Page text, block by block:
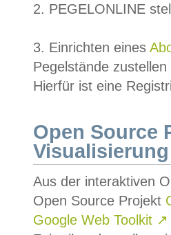
2. PEGELONLINE
3. Einrichten eines
Pegelstände
Hierfür ist eine
Open Source
Visualisierung
Aus der interaktiven
Open Source Projekt
Google Web Toolkit ↗